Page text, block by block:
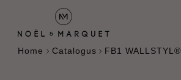
Home Catalogus FB1 WALLSTYL®